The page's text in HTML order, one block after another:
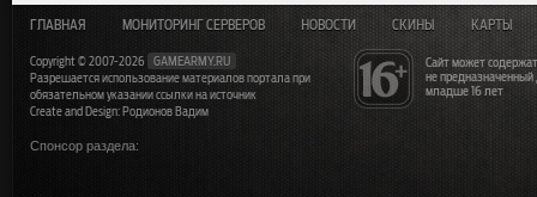
Сайт может
не
младше 16 лет
ГЛАВНАЯ МОНИТОРИНГ СЕРВЕРОВ НОВОСТИ СКИНЫ КАРТЫ
Copyright © 2007-2026
GAMEARMY.RU
Разрешается использование материалов портала при
обязательном указании ссылки на источник
Create and Design: Родионов Вадим
Спонсор раздела: